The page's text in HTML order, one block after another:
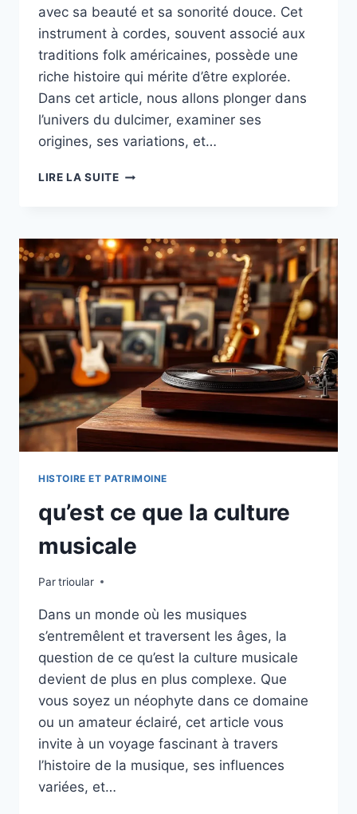
avec sa beauté et sa sonorité douce. Cet
instrument à cordes, souvent associé aux
traditions folk américaines, possède une
riche histoire qui mérite d’être explorée.
Dans cet article, nous allons plonger dans
l’univers du dulcimer, examiner ses
origines, ses variations, et…
LIRE LA SUITEMUSICAL
HISTOIRE ET PATRIMOINE
qu’est ce que la culture
musicale
Partrioular
Dans un monde où les musiques
s’entremêlent et traversent les âges, la
question de ce qu’est la culture musicale
devient de plus en plus complexe. Que
vous soyez un néophyte dans ce domaine
ou un amateur éclairé, cet article vous
invite à un voyage fascinant à travers
l’histoire de la musique, ses influences
variées, et…